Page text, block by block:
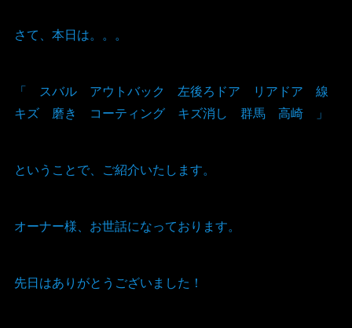
さて、本日は。。。
「 スバル アウトバック 左後ろドア リアドア 線
キズ 磨き コーティング キズ消し 群馬 高崎 」
ということで、ご紹介いたします。
オーナー様、お世話になっております。
先日はありがとうございました！